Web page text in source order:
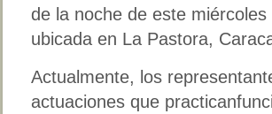
de la noche de este
ubicada en La Pastora,
Actualmente, los
actuaciones que